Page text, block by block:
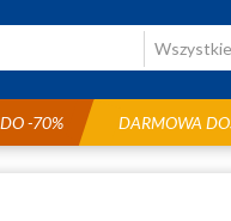
-70% DARMOWA